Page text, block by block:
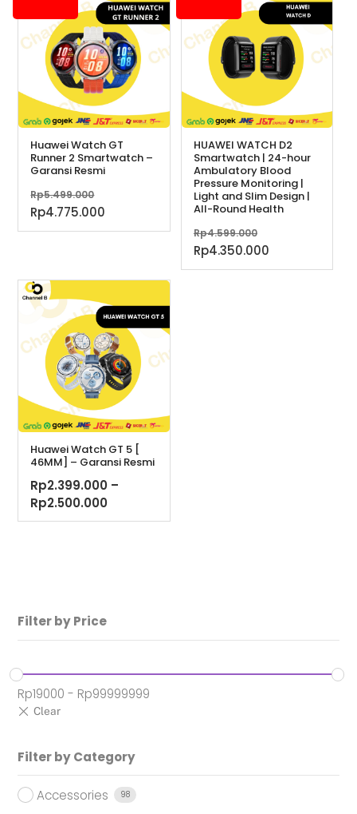
Huawei Watch GT
Runner 2 Smartwatch –
Garansi Resmi
Rp5.499.000
aslinya
adalah:
Rp4.775.000
saat
Rp4.775.000.
HUAWEI WATCH D2
Smartwatch | 24-hour
Ambulatory Blood
Pressure Monitoring |
Light and Slim Design |
All-Round Health
Rp4.599.000
aslinya
adalah:
Rp4.350.000Harga
saat
Huawei Watch GT 5 [
46MM] – Garansi Resmi
Rp2.399.000 –
Rp2.500.000Rentang
harga:
Filter by Price
Rp19000 - Rp99999999
Filter by Category
Accessories 98